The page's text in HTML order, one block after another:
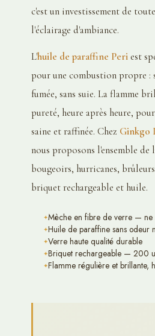
c'est un investissement de
l'éclairage d'ambiance.
L'huile de paraffine Periest
pour une combustion propre :
fumée, sans suie. La flamme
pureté, heure après heure,
saine et raffinée. Chez Ginkgo
nous proposons l'ensemble de
bougeoirs, hurricanes,
briquet rechargeable et huile.
Mèche en fibre de verre — ne
Huile de paraffine sans odeur
Verre haute qualité durable
Briquet rechargeable — 200
Flamme régulière et brillante,